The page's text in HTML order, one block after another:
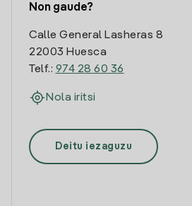
Non gaude?
Calle General Lasheras 8
22003 Huesca
Telf.: 974 28 60 36
Nola iritsi
Deitu iezaguzu